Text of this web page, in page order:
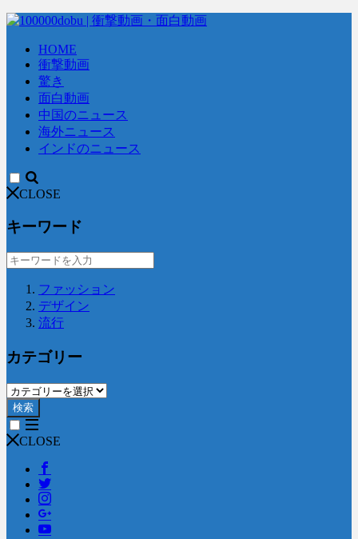
HOME
衝撃動画
驚き
面白動画
中国のニュース
海外ニュース
インドのニュース
CLOSE
キーワード
ファッション
デザイン
流行
カテゴリー
検索
CLOSE